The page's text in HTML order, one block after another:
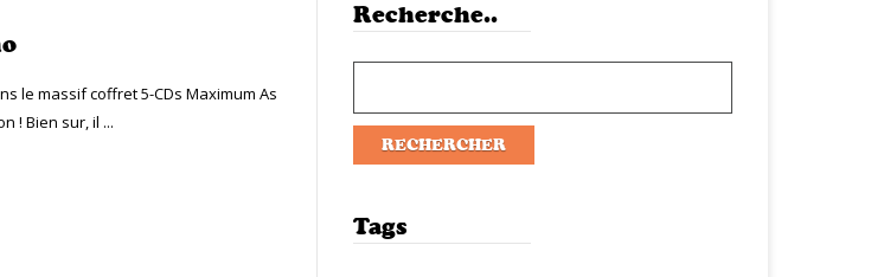
le massif coffret 5-CDs Maximum As
! Bien sur, il ...
Recherche..
Tags